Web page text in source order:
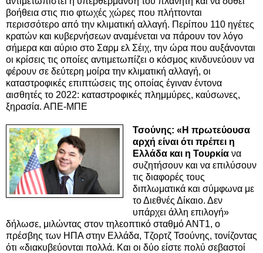
βοήθεια στις πιο φτωχές χώρες που πλήττονται
περισσότερο από την κλιματική αλλαγή. Περίπου 110 ηγέτες
κρατών και κυβερνήσεων αναμένεται να πάρουν τον λόγο
σήμερα και αύριο στο Σαρμ ελ Σέιχ, την ώρα που αυξάνονται
οι κρίσεις τις οποίες αντιμετωπίζει ο κόσμος κινδυνεύουν να
φέρουν σε δεύτερη μοίρα την κλιματική αλλαγή, οι
καταστροφικές επιπτώσεις της οποίας έγιναν έντονα
αισθητές το 2022: καταστροφικές πλημμύρες, καύσωνες,
ξηρασία. ΑΠΕ-ΜΠΕ
Τσούνης: «Η πρωτεύουσα
αρχή είναι ότι πρέπει η
Ελλάδα και η Τουρκίανα
συζητήσουν και να επιλύσουν
τις διαφορές τους
διπλωματικά και σύμφωνα με
το Διεθνές Δίκαιο. Δεν
υπάρχει άλλη επιλογή»
δήλωσε, μιλώντας στον τηλεοπτικό σταθμό ΑΝΤ1, ο
πρέσβης των ΗΠΑ στην Ελλάδα, Τζορτζ Τσούνης, τονίζοντας
ότι «διακυβεύονται πολλά. Και οι δύο είστε πολύ σεβαστοί